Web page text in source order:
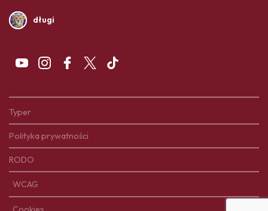
długi
Typer
Polityka prywatności
RODO
WCAG